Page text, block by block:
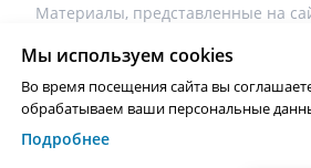
Материалы, представленные на
использованы для постановки
лечения и не являются
Необходима консультация
Нашли ошибку? Выделите текст и нажмите
Мы используем cookies
Во время посещения сайта вы
обрабатываем ваши персональные
Подробнее